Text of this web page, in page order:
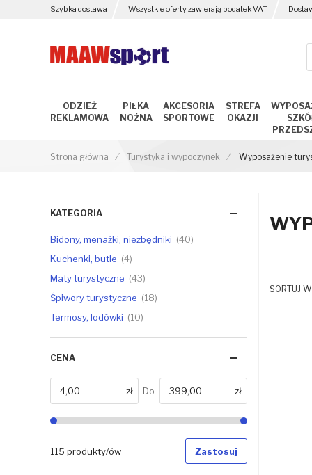
Szybka dostawa Wszystkie oferty zawierają podatek VAT
ODZIEŻ
REKLAMOWA
PIŁKA
NOŻNA
AKCESORIA
SPORTOWE
STREFA
OKAZJI
Strona główna Turystyka i wypoczynek Wyposażenie
SORTUJ
KATEGORIA
Bidony, menażki, niezbędniki
40
Kuchenki, butle
4
Maty turystyczne
43
Śpiwory turystyczne
18
Termosy, lodówki
10
CENA
zł Do zł
115 produkty/ów Zastosuj